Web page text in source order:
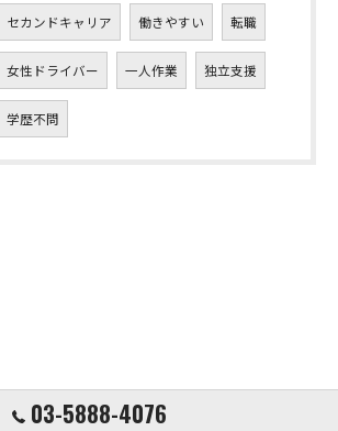
セカンドキャリア 働きやすい 転職
女性ドライバー 一人作業 独立支援
学歴不問
03-5888-4076